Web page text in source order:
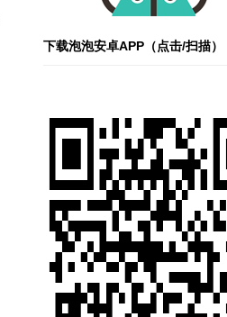
下载泡泡安卓APP（点击/扫描）